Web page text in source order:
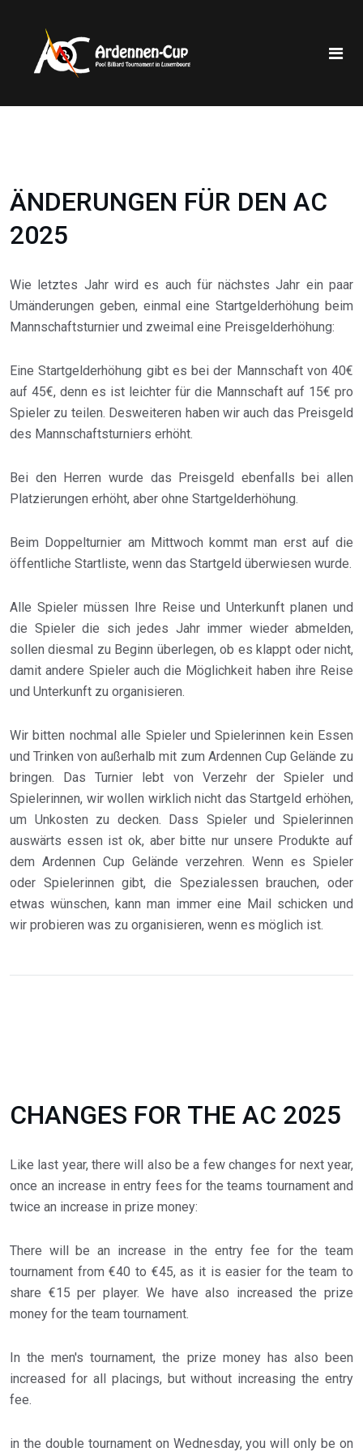
ÄNDERUNGEN FÜR DEN AC
2025
Wie letztes Jahr wird es auch für nächstes Jahr ein paar
Umänderungen geben, einmal eine Startgelderhöhung beim
Mannschaftsturnier und zweimal eine Preisgelderhöhung:
Eine Startgelderhöhung gibt es bei der Mannschaft von 40€
auf 45€, denn es ist leichter für die Mannschaft auf 15€ pro
Spieler zu teilen. Desweiteren haben wir auch das Preisgeld
des Mannschaftsturniers erhöht.
Bei den Herren wurde das Preisgeld ebenfalls bei allen
Platzierungen erhöht, aber ohne Startgelderhöhung.
Beim Doppelturnier am Mittwoch kommt man erst auf die
öffentliche Startliste, wenn das Startgeld überwiesen wurde.
Alle Spieler müssen Ihre Reise und Unterkunft planen und
die Spieler die sich jedes Jahr immer wieder abmelden,
sollen diesmal zu Beginn überlegen, ob es klappt oder nicht,
damit andere Spieler auch die Möglichkeit haben ihre Reise
und Unterkunft zu organisieren.
Wir bitten nochmal alle Spieler und Spielerinnen kein Essen
und Trinken von außerhalb mit zum Ardennen Cup Gelände zu
bringen. Das Turnier lebt von Verzehr der Spieler und
Spielerinnen, wir wollen wirklich nicht das Startgeld erhöhen,
um Unkosten zu decken. Dass Spieler und Spielerinnen
auswärts essen ist ok, aber bitte nur unsere Produkte auf
dem Ardennen Cup Gelände verzehren. Wenn es Spieler
oder Spielerinnen gibt, die Spezialessen brauchen, oder
etwas wünschen, kann man immer eine Mail schicken und
wir probieren was zu organisieren, wenn es möglich ist.
CHANGES FOR THE AC 2025
Like last year, there will also be a few changes for next year,
once an increase in entry fees for the teams tournament and
twice an increase in prize money:
There will be an increase in the entry fee for the team
tournament from €40 to €45, as it is easier for the team to
share €15 per player. We have also increased the prize
money for the team tournament.
In the men's tournament, the prize money has also been
increased for all placings, but without increasing the entry
fee.
in the double tournament on Wednesday, you will only be on